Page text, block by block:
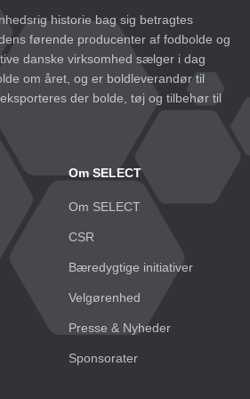
historie bag sig betragtes
førende producenter af fodbolde og
danske virksomhed sælger i dag
om året, og er boldleverandør til
der bolde, tøj og tilbehør til
Om SELECT
Om SELECT
CSR
Bæredygtige initiativer
Velgørenhed
Presse & Nyheder
Sponsorater